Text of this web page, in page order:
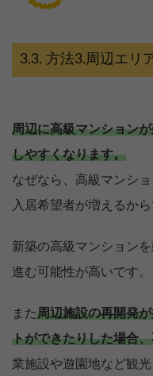
方法3.周辺エリ
周辺に高級マンション
しやすくなります。
なぜなら、高級マンシ
入居希望者が増えるから
新築の高級マンション
進む可能性が高いです。
また周辺施設の再開発
トができたりした場合
業施設や遊園地など観